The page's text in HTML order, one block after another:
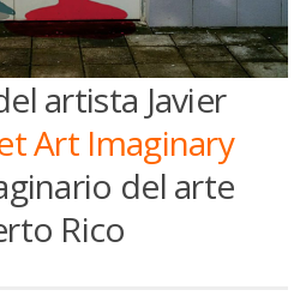
artista Javier
Art Imaginary
del arte
Rico